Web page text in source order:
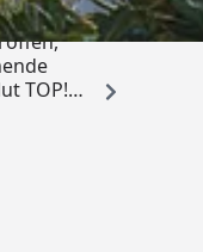
Größe B:
Paket 1:425 x 120 x
Paket 2: 100 x 100 x
Paket 3: 40 x 40 x 20
von 4
TOP!